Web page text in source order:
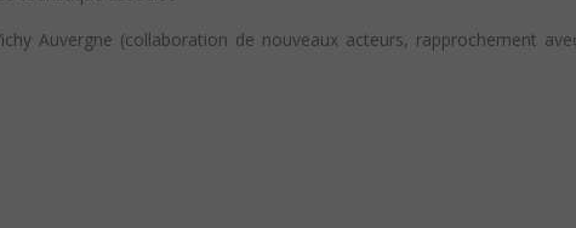
Auvergne (collaboration de nouveaux acteurs, rapprochement